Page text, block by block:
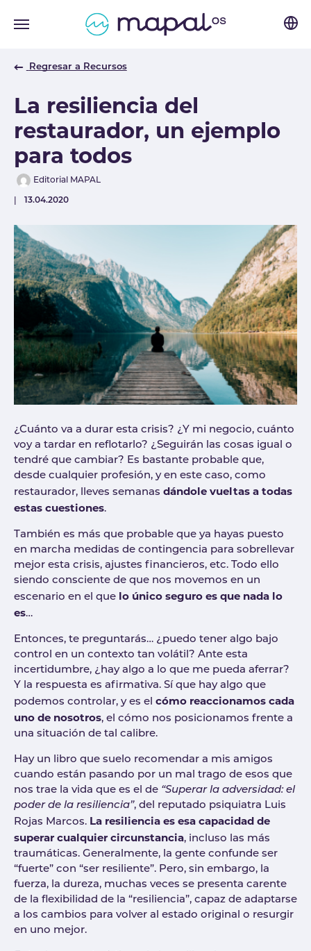
Regresar a Recursos
La resiliencia del
restaurador, un ejemplo
para todos
AuthorEditorial MAPAL
Published
13.04.2020
¿Cuánto va a durar esta crisis? ¿Y mi negocio, cuánto
voy a tardar en reflotarlo? ¿Seguirán las cosas igual o
tendré que cambiar? Es bastante probable que,
desde cualquier profesión, y en este caso, como
restaurador, lleves semanas dándole vueltas a todas
estas cuestiones.
También es más que probable que ya hayas puesto
en marcha medidas de contingencia para sobrellevar
mejor esta crisis, ajustes financieros, etc. Todo ello
siendo consciente de que nos movemos en un
escenario en el que lo único seguro es que nada lo
es…
Entonces, te preguntarás… ¿puedo tener algo bajo
control en un contexto tan volátil? Ante esta
incertidumbre, ¿hay algo a lo que me pueda aferrar?
Y la respuesta es afirmativa. Sí que hay algo que
podemos controlar, y es el cómo reaccionamos cada
uno de nosotros, el cómo nos posicionamos frente a
una situación de tal calibre.
Hay un libro que suelo recomendar a mis amigos
cuando están pasando por un mal trago de esos que
nos trae la vida que es el de “Superar la adversidad: el
poder de la resiliencia”, del reputado psiquiatra Luis
Rojas Marcos. La resiliencia es esa capacidad de
superar cualquier circunstancia, incluso las más
traumáticas. Generalmente, la gente confunde ser
“fuerte” con “ser resiliente”. Pero, sin embargo, la
fuerza, la dureza, muchas veces se presenta carente
de la flexibilidad de la “resiliencia”, capaz de adaptarse
a los cambios para volver al estado original o resurgir
en uno mejor.